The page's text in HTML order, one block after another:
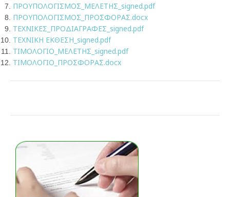
ΠΡΟΥΠΟΛΟΓΙΣΜΟΣ_ΜΕΛΕΤΗΣ_signed.pdf
ΠΡΟΥΠΟΛΟΓΙΣΜΟΣ_ΠΡΟΣΦΟΡΑΣ.docx
ΤΕΧΝΙΚΕΣ_ΠΡΟΔΙΑΓΡΑΦΕΣ_signed.pdf
ΤΕΧΝΙΚΗ ΕΚΘΕΣΗ_signed.pdf
ΤΙΜΟΛΟΓΙΟ_ΜΕΛΕΤΗΣ_signed.pdf
ΤΙΜΟΛΟΓΙΟ_ΠΡΟΣΦΟΡΑΣ.docx